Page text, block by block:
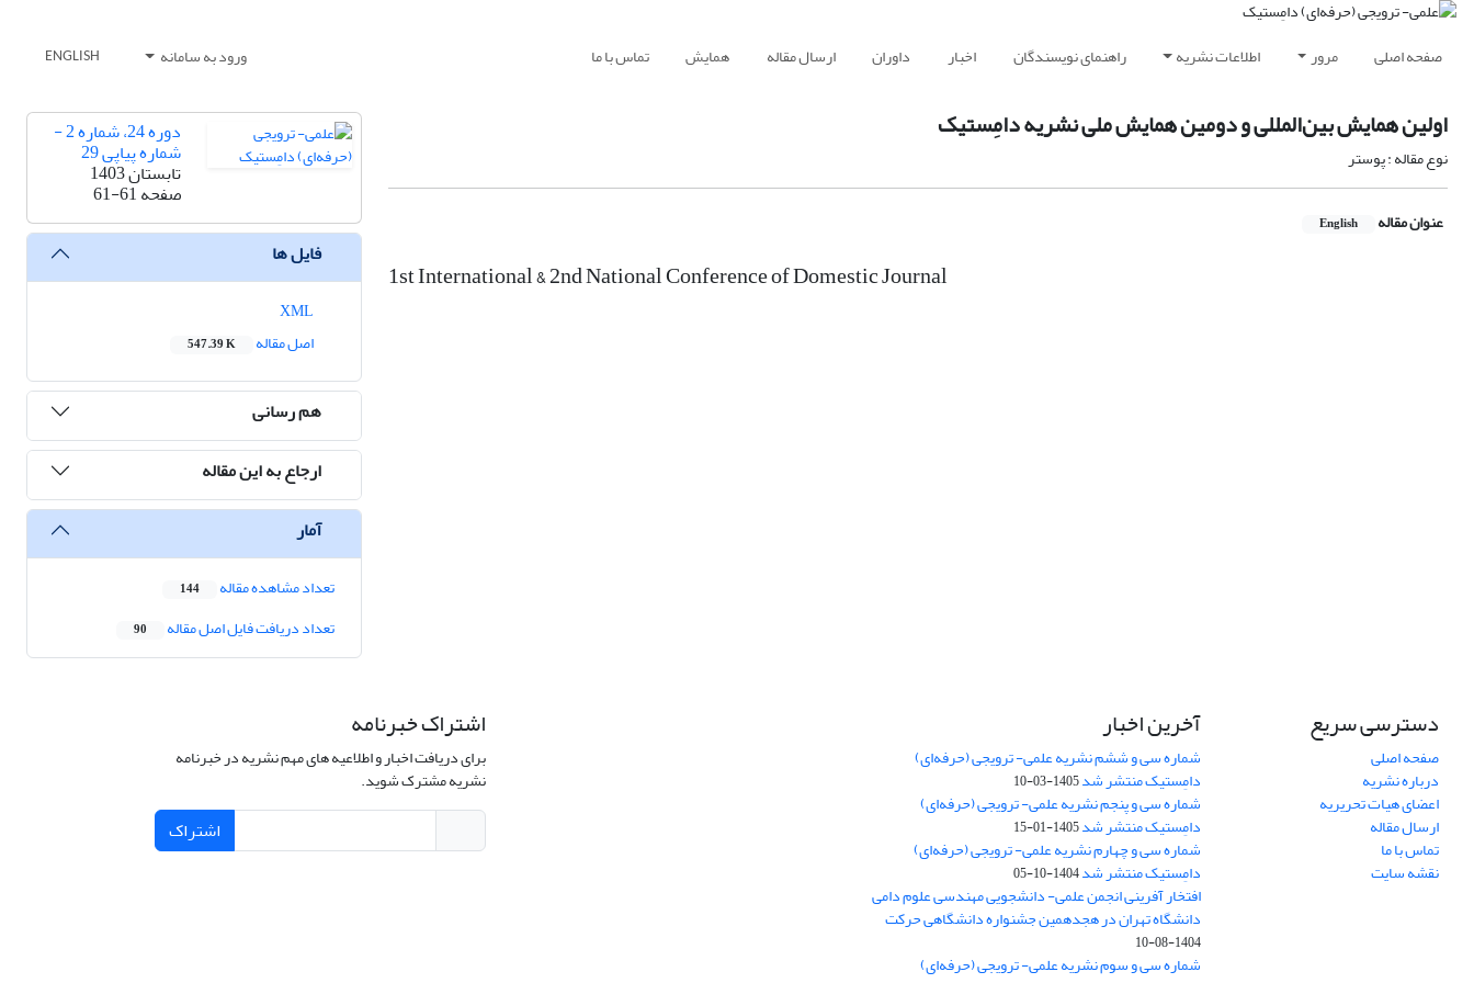
صفحه اصلی مرور اطلاعات نشریه راهنمای نویسندگان اخبار داوران ارسال مقاله همایش تماس با ما ورود به سامانه ENGLISH
اولین همایش بین‌المللی و دومین همایش ملی نشریه دامِستیک
نوع مقاله : پوستر
عنوان مقاله English
1st International & 2nd National Conference of Domestic Journal
دوره 24، شماره 2 -
شماره پیاپی 29
تابستان 1403
صفحه61-61
فایل ها
اصل مقاله
547.39 K
هم رسانی
ارجاع به این مقاله
آمار
تعداد مشاهده مقاله 144
تعداد دریافت فایل اصل مقاله 90
دسترسی سریع
صفحه اصلی
درباره نشریه
اعضای هیات تحریریه
ارسال مقاله
تماس با ما
نقشه سایت
آخرین اخبار
شماره سی و ششم نشریه علمی- ترویجی (حرفه‌ای)
دامِستیک منتشر شد1405-03-10
شماره سی و پنجم نشریه علمی- ترویجی (حرفه‌ای)
دامِستیک منتشر شد1405-01-15
شماره سی و چهارم نشریه علمی- ترویجی (حرفه‌ای)
دامِستیک منتشر شد1404-10-05
افتخار آفرینی انجمن علمی- دانشجویی مهندسی علوم دامی
دانشگاه تهران در هجدهمین جشنواره دانشگاهی حرکت
1404-08-10
شماره سی و سوم نشریه علمی- ترویجی (حرفه‌ای)
اشتراک خبرنامه
برای دریافت اخبار و اطلاعیه های مهم نشریه در خبرنامه
نشریه مشترک شوید.
اشتراک